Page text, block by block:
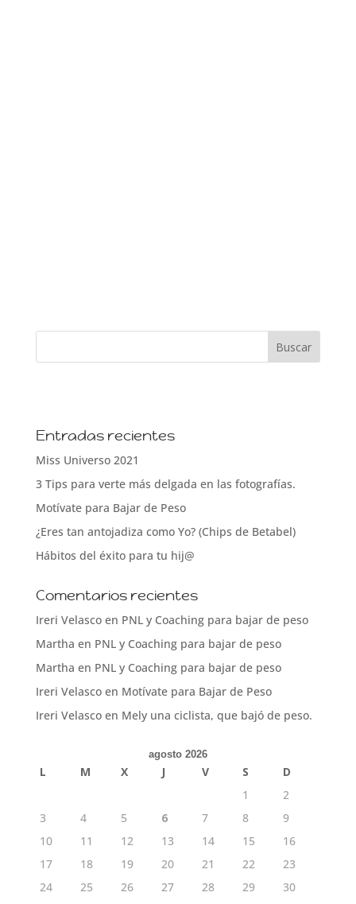
Entradas recientes
Miss Universo 2021
3 Tips para verte más delgada en las fotografías.
Motívate para Bajar de Peso
¿Eres tan antojadiza como Yo? (Chips de Betabel)
Hábitos del éxito para tu hij@
Comentarios recientes
Ireri Velascoen PNL y Coaching para bajar de peso
Martha en PNL y Coaching para bajar de peso
Martha en PNL y Coaching para bajar de peso
Ireri Velascoen Motívate para Bajar de Peso
Ireri Velascoen Mely una ciclista, que bajó de peso.
agosto 2026
L M X J V S
D
1
2
3
4 5 6 7 8
9
10
11 12 13 14 15
16
17
18 19 20 21 22
23
24
25 26 27 28 29
30